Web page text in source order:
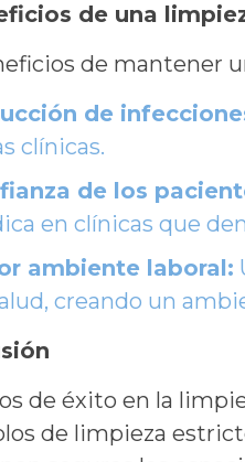
de una
de mantener
de
clínicas.
de los
en clínicas que
ambiente laboral:
creando un
de éxito en la
de limpieza